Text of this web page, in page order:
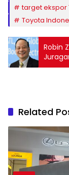
target ekspor
Toyota
Robin
Related